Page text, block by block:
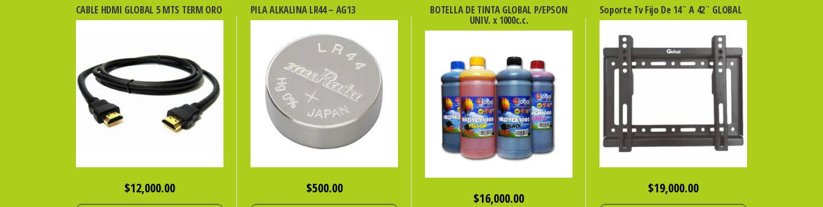
CABLE HDMI GLOBAL 5 MTS TERM ORO
$12,000.00
PILA ALKALINA LR44 – AG13
$500.00
BOTELLA DE TINTA GLOBAL P/EPSON
UNIV. x 1000c.c.
$16,000.00
Soporte Tv Fijo De 14¨ A 42¨ GLOBAL
$19,000.00